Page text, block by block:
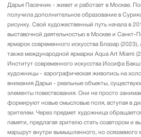
Дарья Пасечник - живет и работает в Москве.
получила дополнительное образование в
рисунку. Свой художественный путь начала в
выставочной деятельностью в Москве и Санкт-
ярмарок современного искусства Блазар
также международной ярмарки Aqua Art Miami
Институт современного искусства Иосифа
художницы - аэрографическая живопись на
внимания Дарьи - реальные объекты,
элементы повествования. Они не просто
формируют новые смысловые поля, вступая в
зрителем. Через предмет художница
памяти, предлагая зрителю стать соавтором и
маршрут внутри вымышленного, но осязаемого